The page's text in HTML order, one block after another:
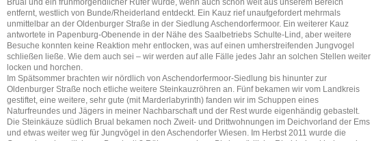
entfernt, westlich von Bunde/Rheiderland entdeckt. Ein Kauz rief unaufgefordert mehrmals
unmittelbar an der Oldenburger Straße in der Siedlung Aschendorfermoor. Ein weiterer Kauz
antwortete in Papenburg-Obenende in der Nähe des Saalbetriebs Schulte-Lind, aber weitere
Besuche konnten keine Reaktion mehr entlocken, was auf einen umherstreifenden Jungvogel
schließen ließe. Wie dem auch sei – wir werden auf alle Fälle jedes Jahr an solchen Stellen weiter
locken und horchen.
Im Spätsommer brachten wir nördlich von Aschendorfermoor-Siedlung bis hinunter zur
Oldenburger Straße noch etliche weitere Steinkauzröhren an. Fünf bekamen wir vom Landkreis
gestiftet, eine weitere, sehr gute (mit Marderlabyrinth) fanden wir im Schuppen eines
Naturfreundes und Jägers in meiner Nachbarschaft und der Rest wurde eigenhändig gebastelt.
Die Steinkäuze südlich Brual bekamen noch Zweit- und Drittwohnungen im Deichvorland der Ems
und etwas weiter weg für Jungvögel in den Aschendorfer Wiesen. Im Herbst 2011 wurde die